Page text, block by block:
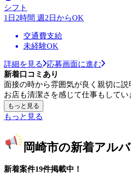
シフト
1日2時間 週2日からOK
交通費支給
未経験OK
詳細を見る
応募画面に進む
新着口コミあり
面接の時から雰囲気が良く親切に
お店も清潔さを感じて仕事もして
もっと見る
もっと見る
岡崎市の新着アル
新着案件19件掲載中！